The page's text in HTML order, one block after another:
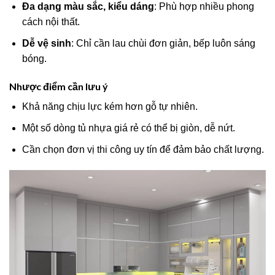
Đa dạng màu sắc, kiểu dáng: Phù hợp nhiều phong
cách nội thất.
Dễ vệ sinh: Chỉ cần lau chùi đơn giản, bếp luôn sáng
bóng.
Nhược điểm cần lưu ý
Khả năng chịu lực kém hơn gỗ tự nhiên.
Một số dòng tủ nhựa giá rẻ có thể bị giòn, dễ nứt.
Cần chọn đơn vị thi công uy tín để đảm bảo chất lượng.